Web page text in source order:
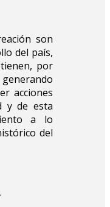
son
del país,
por
acciones
y de esta
a lo
del